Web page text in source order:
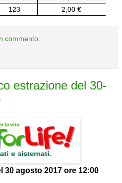
123 2,00 €
commento:
estrazione del 30-
30 agosto 2017 ore 12:00